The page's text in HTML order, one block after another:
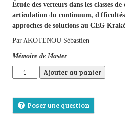
Étude des vecteurs dans les classes
articulation du continuum, difficultés
approches de solutions au CEG
Par AKOTENOU Sébastien
Mémoire de Master
quantité de Étude des vecteurs
Ajouter au panier
Poser une question